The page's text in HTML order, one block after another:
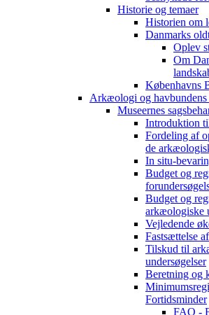
Historie og temaer
Historien om
Danmarks
Oplev
Om
Københavns
Arkæologi og
Museernes
Introduktion
Fordeling af
de
In situ-
Budget og
Budget og
arkæologiske
Vejledende
Fastsættelse
Tilskud til
undersøgelser
Beretning og
Fortidsminder
FAQ -